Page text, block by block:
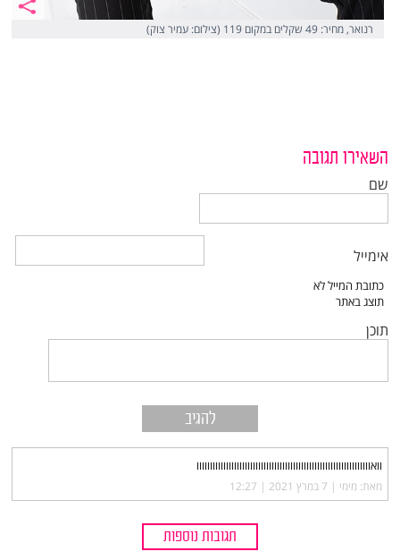
רנואר, מחיר: 49 שקלים במקום 119 (צילום: עמיר צוק)
השאירו תגובה
שם
אימייל
תוכן
וואווווווווווווווווווווווווווווווווווווווווווווווווווווווווווווווווו
מאת: מימי |‏ 7 במרץ 2021 | 12:27
תגובות נוספות